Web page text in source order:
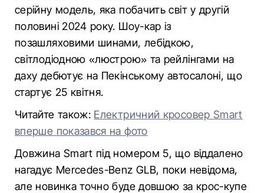
серійну модель, яка побачить світ у другій
половині 2024 року. Шоу-кар із
позашляховими шинами, лебідкою,
світлодіодною «люстрою» та рейлінгами на
даху дебютує на Пекінському автосалоні, що
стартує 25 квітня.
Читайте також: Електричний кросовер Smart
вперше показався на фото
Довжина Smart під номером 5, що віддалено
нагадує Mercedes-Benz GLB, поки невідома,
але новинка точно буде довшою за крос-купе